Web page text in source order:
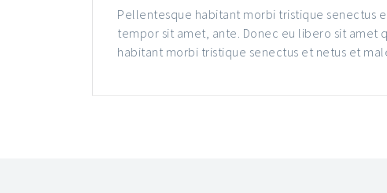
Pellentesque habitant morbi tristique senectus
tempor sit amet, ante. Donec eu libero sit amet
habitant morbi tristique senectus et netus et